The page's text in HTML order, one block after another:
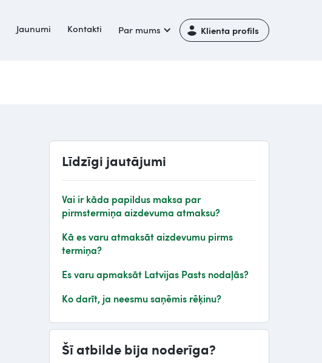
Jaunumi Kontakti Par mums Klienta profils
Līdzīgi jautājumi
Vai ir kāda papildus maksa par
pirmstermiņa aizdevuma atmaksu?
Kā es varu atmaksāt aizdevumu pirms
termiņa?
Es varu apmaksāt Latvijas Pasts nodaļās?
Ko darīt, ja neesmu saņēmis rēķinu?
Šī atbilde bija noderīga?